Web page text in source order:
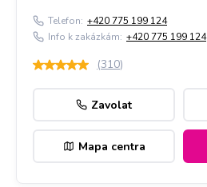
Telefon: +420 775 199 124
Info k zakázkám: +420 775 199 124
(310)
Zavolat
Mapa centra